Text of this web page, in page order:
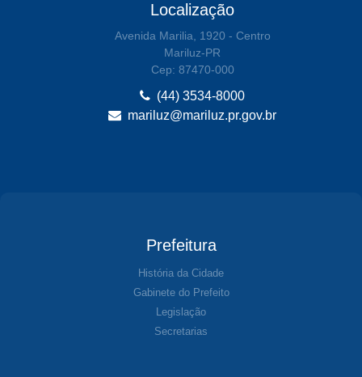
Localização
Avenida Marilia, 1920 - Centro
Mariluz-PR
Cep: 87470-000
(44) 3534-8000
mariluz@mariluz.pr.gov.br
Prefeitura
História da Cidade
Gabinete do Prefeito
Legislação
Secretarias